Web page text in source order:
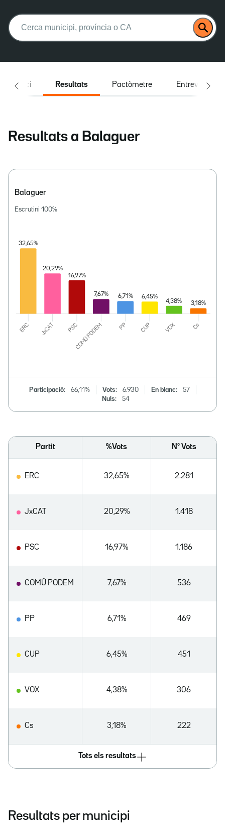
Buscar:
Inici Resultats Pactòmetre Entrevistes
Resultats a Balaguer
Balaguer
Escrutini 100%
Participació: 66,11% Vots: 6.930 En blanc:
57
Nuls:
54
Partit %Vots Nº Vots
ERC 32,65% 2.281
JxCAT 20,29% 1.418
PSC 16,97% 1.186
COMÚ PODEM 7,67% 536
PP 6,71% 469
CUP 6,45% 451
VOX 4,38% 306
Cs 3,18% 222
Tots els resultats
Resultats per municipi